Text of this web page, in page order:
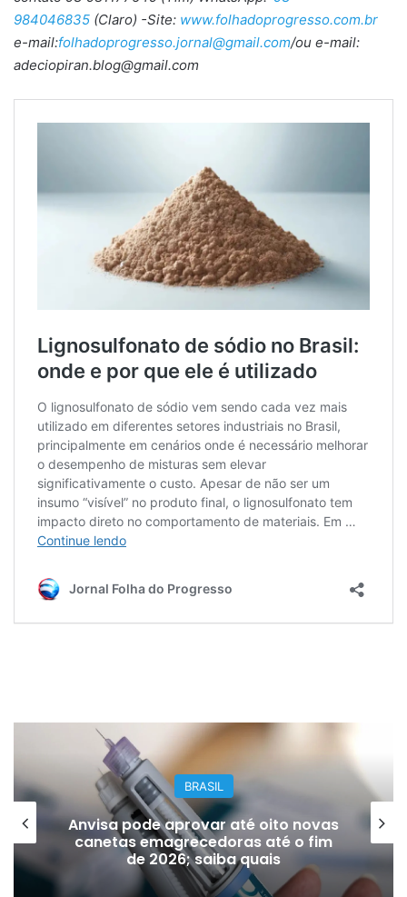
984046835 (Claro) -Site: www.folhadoprogresso.com.br
e-mail:folhadoprogresso.jornal@gmail.com/ou e-mail:
adeciopiran.blog@gmail.com
BRASIL
Anvisa pode aprovar até oito novas
canetas emagrecedoras até o fim
de 2026; saiba quais